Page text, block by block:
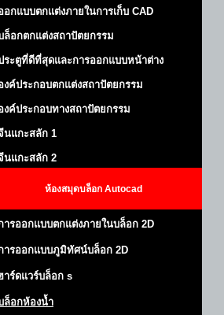
อกแบบตกแต่งภายในการเก็บ CAD
ล็อกตกแต่งสถาปัตยกรรม
ระตูที่ดีที่สุดและการออกแบบหน้าต่าง
งค์ประกอบตกแต่งสถาปัตยกรรม
งค์ประกอบทางสถาปัตยกรรม
นแกะสลัก 1
นแกะสลัก 2
ห้องสมุดบล็อก Autocad
ารออกแบบตกแต่งภายในบล็อก 2D
ารออกแบบภูมิทัศน์บล็อก 2D
าร์ดแวร์บล็อก s
ล็อกห้องน้ำ